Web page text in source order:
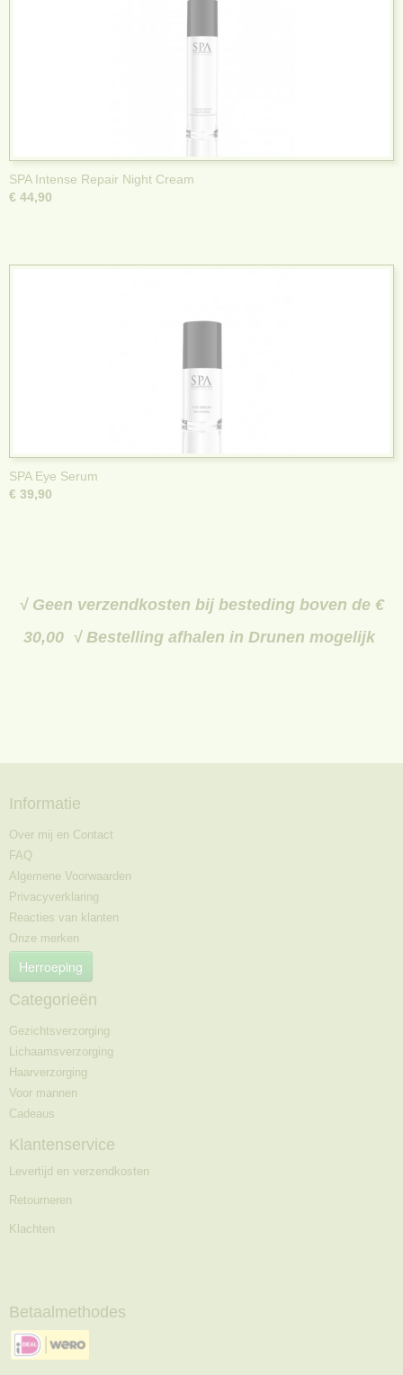
SPA Intense Repair Night Cream
€ 44,90
SPA Eye Serum
€ 39,90
√ Geen verzendkosten bij besteding boven de €
30,00 √ Bestelling afhalen in Drunen mogelijk
Informatie
Over mij en Contact
FAQ
Algemene Voorwaarden
Privacyverklaring
Reacties van klanten
Onze merken
Herroeping
Categorieën
Gezichtsverzorging
Lichaamsverzorging
Haarverzorging
Voor mannen
Cadeaus
Klantenservice
Levertijd en verzendkosten
Retourneren
Klachten
Betaalmethodes